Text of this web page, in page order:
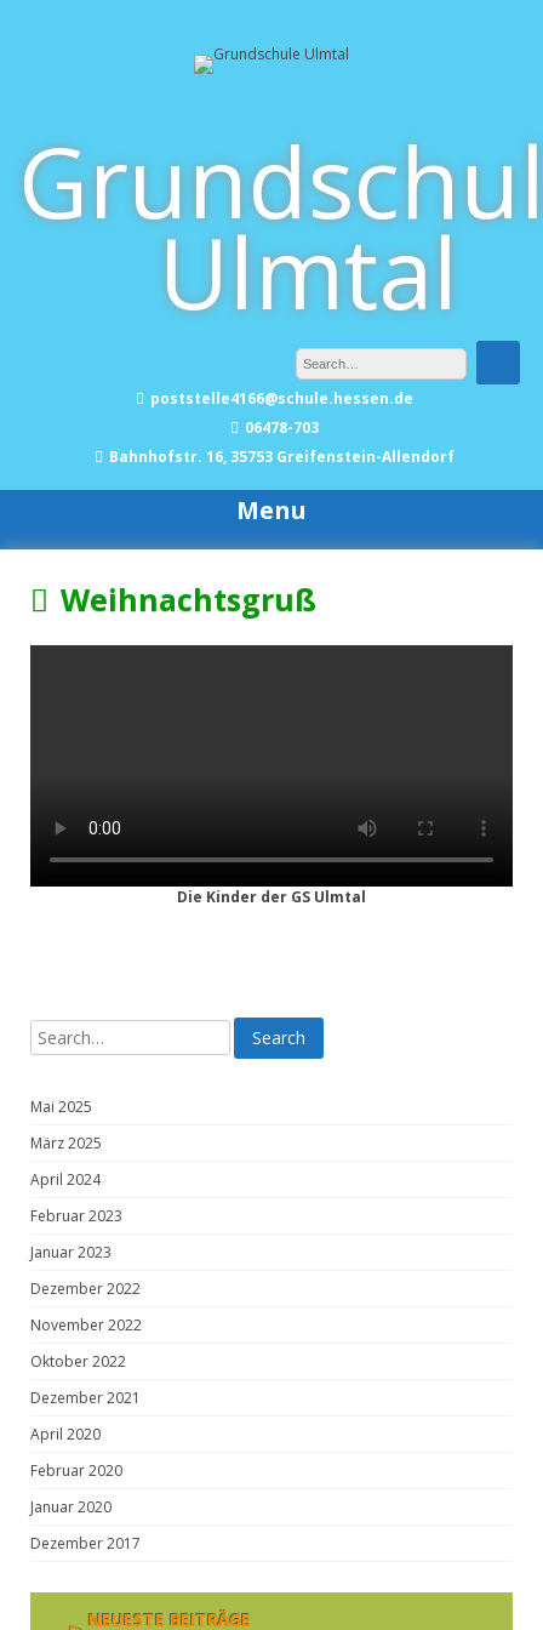
Ulmtal
poststelle4166@schule.hessen.de
06478-703
Bahnhofstr. 16, 35753 Greifenstein-Allendorf
Menu
Weihnachtsgruß
Die Kinder der GS Ulmtal
Mai 2025
März 2025
April 2024
Februar 2023
Januar 2023
Dezember 2022
November 2022
Oktober 2022
Dezember 2021
April 2020
Februar 2020
Januar 2020
Dezember 2017
NEUESTE BEITRÄGE